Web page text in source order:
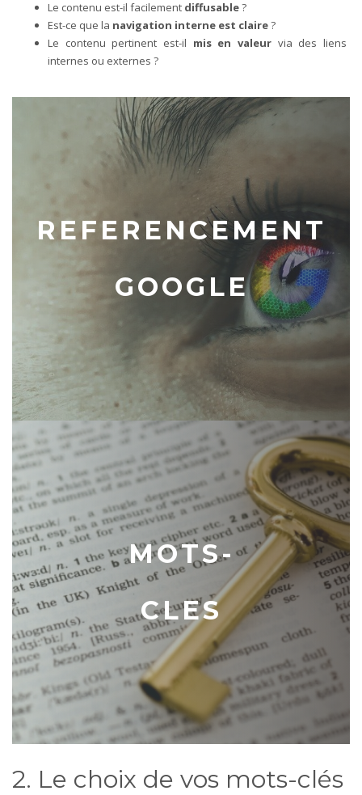
Le contenu est-il facilement diffusable?
Est-ce que la navigation interne est claire?
Le contenu pertinent est-il mis en valeurvia des liens
internes ou externes ?
REFERENCEMENT
GOOGLE
MOTS-
CLES
2. Le choix de vos mots-clés